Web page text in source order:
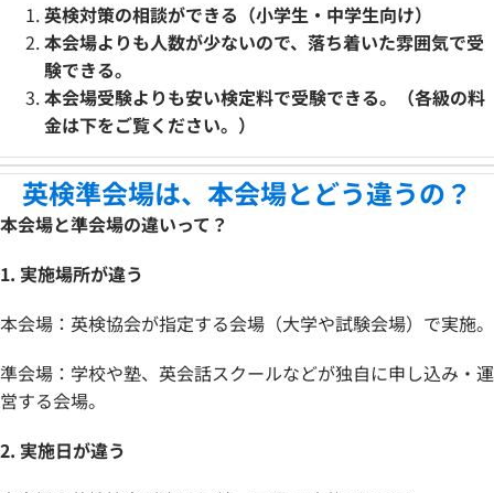
英検対策の相談ができる（小学生・中学生向け）
本会場よりも人数が少ないので、落ち着いた雰囲気で受
験できる。
本会場受験よりも安い検定料で受験できる。（各級の料
金は下をご覧ください。）
英検準会場は、本会場とどう違うの？
本会場と準会場の違いって？
1. 実施場所が違う
本会場：英検協会が指定する会場（大学や試験会場）で実施。
準会場：学校や塾、英会話スクールなどが独自に申し込み・運
営する会場。
2. 実施日が違う